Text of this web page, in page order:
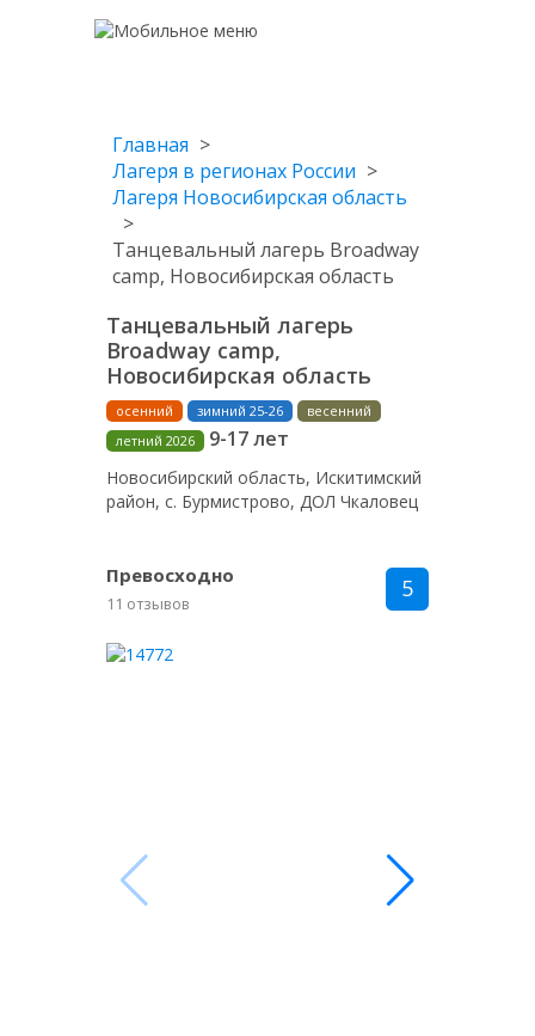
Главная
Лагеря в регионах России
Лагеря Новосибирская область
Танцевальный лагерь Broadway
camp, Новосибирская область
Танцевальный лагерь
Broadway camp,
Новосибирская область
осенний зимний 25-26
весенний
летний 2026
9-17 лет
Новосибирский область, Искитимский
район, с. Бурмистрово, ДОЛ Чкаловец
Превосходно
11 отзывов
5